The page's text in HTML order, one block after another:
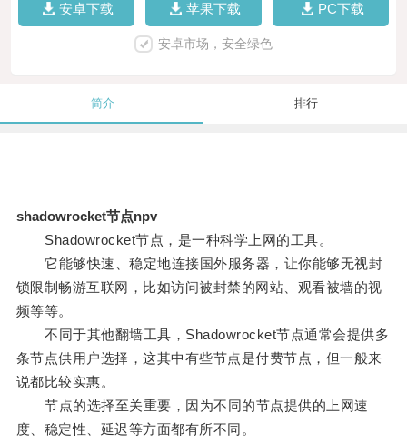
安卓下载 苹果下载 PC下载
安卓市场，安全绿色
简介 排行
shadowrocket节点npv
Shadowrocket节点，是一种科学上网的工具。
它能够快速、稳定地连接国外服务器，让你能够无视封
锁限制畅游互联网，比如访问被封禁的网站、观看被墙的视
频等等。
不同于其他翻墙工具，Shadowrocket节点通常会提供多
条节点供用户选择，这其中有些节点是付费节点，但一般来
说都比较实惠。
节点的选择至关重要，因为不同的节点提供的上网速
度、稳定性、延迟等方面都有所不同。